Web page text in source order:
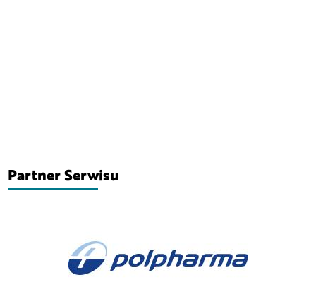
Partner Serwisu